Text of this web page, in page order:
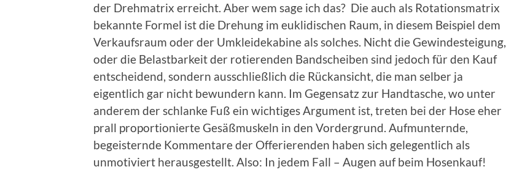
der Drehmatrix erreicht. Aber wem sage ich das? Die auch als Rotationsmatrix
bekannte Formel ist die Drehung im euklidischen Raum, in diesem Beispiel dem
Verkaufsraum oder der Umkleidekabine als solches. Nicht die Gewindesteigung,
oder die Belastbarkeit der rotierenden Bandscheiben sind jedoch für den Kauf
entscheidend, sondern ausschließlich die Rückansicht, die man selber ja
eigentlich gar nicht bewundern kann. Im Gegensatz zur Handtasche, wo unter
anderem der schlanke Fuß ein wichtiges Argument ist, treten bei der Hose eher
prall proportionierte Gesäßmuskeln in den Vordergrund. Aufmunternde,
begeisternde Kommentare der Offerierenden haben sich gelegentlich als
unmotiviert herausgestellt. Also: In jedem Fall – Augen auf beim Hosenkauf!